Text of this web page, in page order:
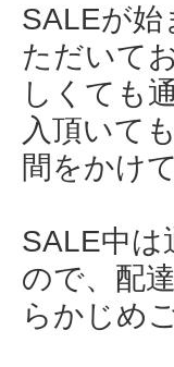
SALEが始
ただいて
しくても
入頂いて
間をかけ
SALE中は
ので、配
らかじめ